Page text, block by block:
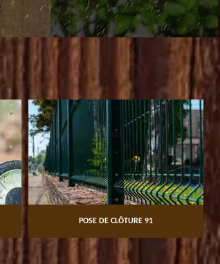
POSE DE CLÔTURE 91